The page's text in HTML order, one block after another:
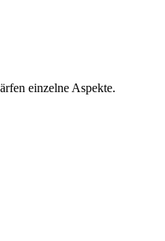
einzelne Aspekte.